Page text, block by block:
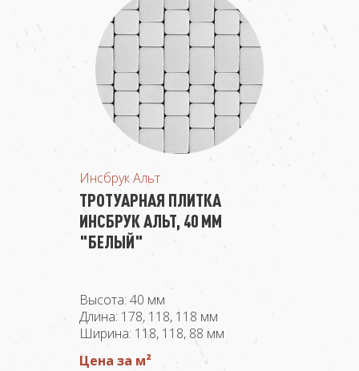
Инсбрук Альт
ТРОТУАРНАЯ ПЛИТКА
ИНСБРУК АЛЬТ, 40 ММ
"БЕЛЫЙ"
Высота: 40 мм
Длина: 178, 118, 118 мм
Ширина: 118, 118, 88 мм
Цена за м²